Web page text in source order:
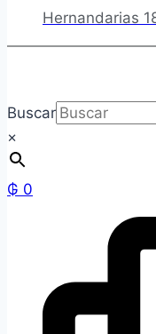
Hernandarias
Buscar
×
₲ 0